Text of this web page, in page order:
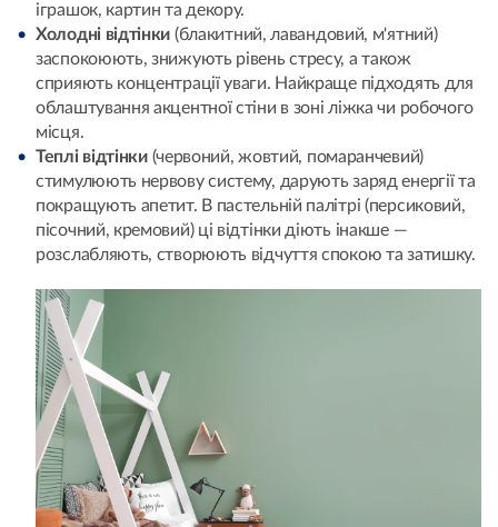
іграшок, картин та декору.
Холодні відтінки (блакитний, лавандовий, м'ятний)
заспокоюють, знижують рівень стресу, а також
сприяють концентрації уваги. Найкраще підходять для
облаштування акцентної стіни в зоні ліжка чи робочого
місця.
Теплі відтінки(червоний, жовтий, помаранчевий)
стимулюють нервову систему, дарують заряд енергії та
покращують апетит. В пастельній палітрі (персиковий,
пісочний, кремовий) ці відтінки діють інакше —
розслабляють, створюють відчуття спокою та затишку.